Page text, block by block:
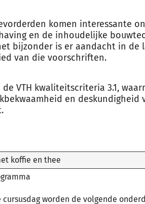
komen interessante
en de inhoudelijke
bijzonder is er aandacht in de
van die voorschriften.
VTH kwaliteitscriteria 3.1,
en deskundigheid
koffie en thee
cursusdag worden de volgende